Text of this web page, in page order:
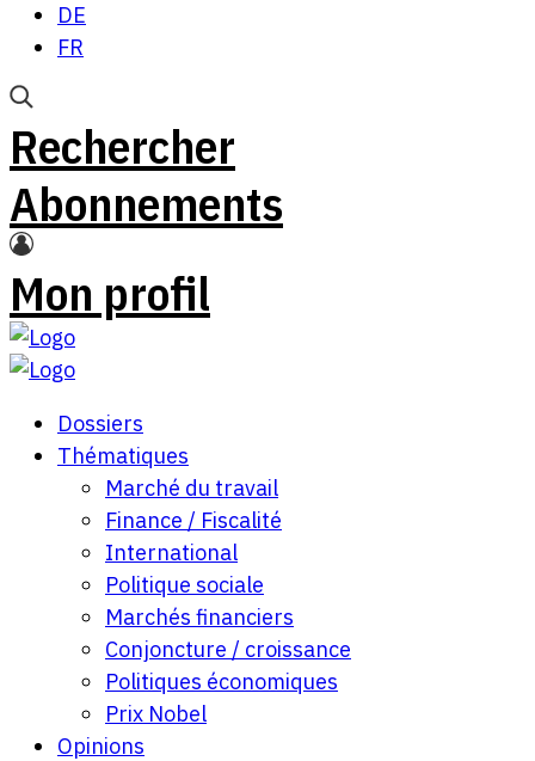
DE
FR
Rechercher
Abonnements
Mon profil
Dossiers
Thématiques
Marché du travail
Finance / Fiscalité
International
Politique sociale
Marchés financiers
Conjoncture / croissance
Politiques économiques
Prix Nobel
Opinions